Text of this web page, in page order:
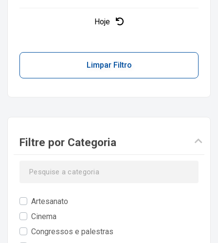
Hoje
Limpar Filtro
Filtre por Categoria
Artesanato
Cinema
Congressos e palestras